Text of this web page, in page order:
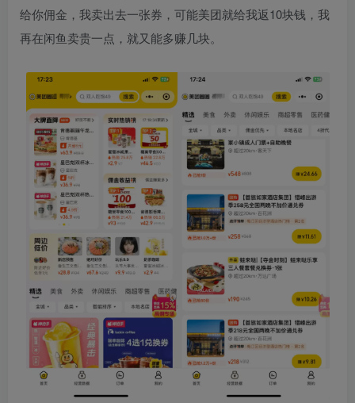
给你佣金，我卖出去一张券，可能美团就给我返10块钱，我
再在闲鱼卖贵一点，就又能多赚几块。